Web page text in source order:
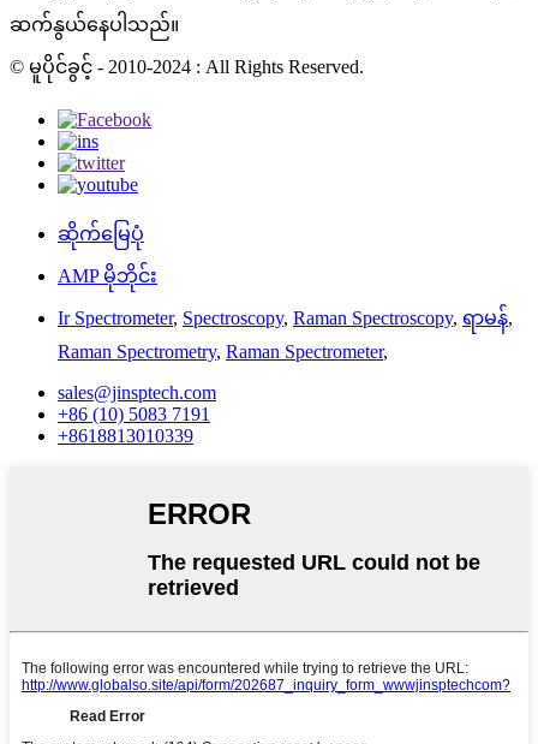
ဆက်နွယ်နေပါသည်။
© မူပိုင်ခွင့် - 2010-2024 : All Rights Reserved.
ဆိုက်မြေပုံ
AMP မိုဘိုင်း
Ir Spectrometer, Spectroscopy, Raman Spectroscopy, ရာမန်,
Raman Spectrometry, Raman Spectrometer,
sales@jinsptech.com
+86 (10) 5083 7191
+8618813010339